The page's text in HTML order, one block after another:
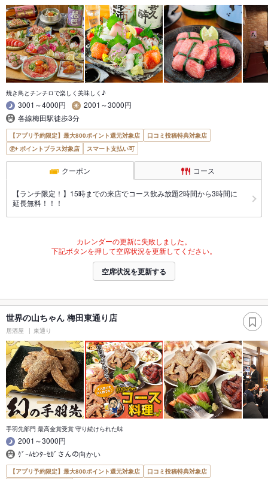
焼き鳥とチンチロで楽しく美味しく♪
3001～4000円
2001～3000円
各線梅田駅徒歩3分
【アプリ予約限定】最大800ポイント還元対象店
口コミ投稿特典対象店
ポイントプラス対象店
スマート支払い可
クーポン コース
【ランチ限定！】15時までの来店でコース飲み放題2時間から3時間に
延長無料！！！
カレンダーの更新に失敗しました。
下記ボタンを押して空席状況を更新してください。
空席状況を更新する
世界の山ちゃん 梅田東通り店
居酒屋 東通り
手羽先部門 最高金賞受賞 守り続けられた味
2001～3000円
ｹﾞｰﾑｾﾝﾀｰｾｶﾞさんの向かい
【アプリ予約限定】最大800ポイント還元対象店
口コミ投稿特典対象店